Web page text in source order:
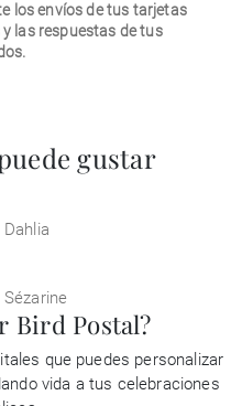
los envíos de tus tarjetas
las respuestas de tus
gustar
Dahlia
Sézarine
Bird Postal?
que puedes personalizar
vida a tus celebraciones